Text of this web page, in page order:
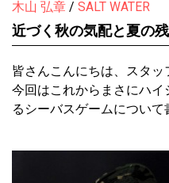
木山 弘章
SALT WATER
近づく秋の気配と夏の
皆さんこんにちは、スタッ
今回はこれからまさにハ
るシーバスゲームについて